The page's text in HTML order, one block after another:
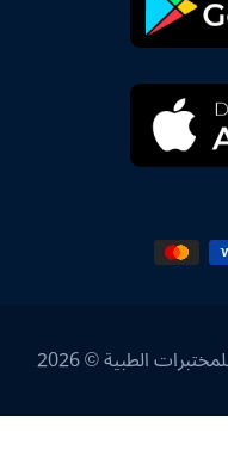
الطبية © 2026